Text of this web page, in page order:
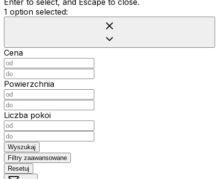
1 option selected:
Cena
Powierzchnia
Liczba pokoi
Wyszukaj
Filtry zaawansowane
Resetuj